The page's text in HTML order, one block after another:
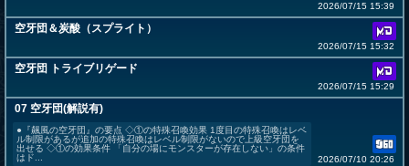
2026/07/15 15:39
空牙団＆炭酸（スプライト）
2026/07/15 15:32
空牙団 トライブリゲード
2026/07/15 15:29
07 空牙団(解説有)
●『飆風の空牙団』の要点 ◇①の特殊召喚効果 1度目の特殊召喚はレベ
ル制限があるが追加の特殊召喚はレベル制限がないので上級空牙団を
出せる ◇①の効果条件 「自分の場にモンスターが存在しない」の条件
はド...
2026/07/10 20:26